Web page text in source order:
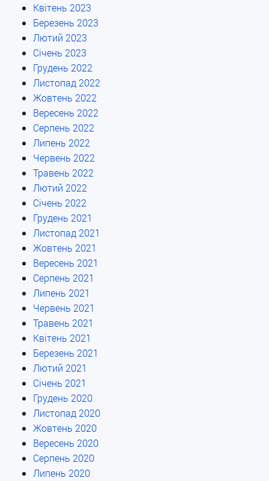
Квітень 2023
Березень 2023
Лютий 2023
Січень 2023
Грудень 2022
Листопад 2022
Жовтень 2022
Вересень 2022
Серпень 2022
Липень 2022
Червень 2022
Травень 2022
Лютий 2022
Січень 2022
Грудень 2021
Листопад 2021
Жовтень 2021
Вересень 2021
Серпень 2021
Липень 2021
Червень 2021
Травень 2021
Квітень 2021
Березень 2021
Лютий 2021
Січень 2021
Грудень 2020
Листопад 2020
Жовтень 2020
Вересень 2020
Серпень 2020
Липень 2020